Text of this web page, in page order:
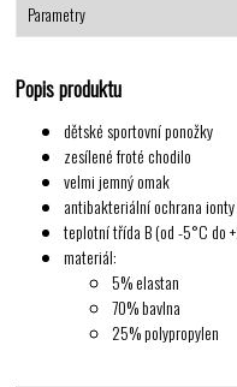
Parametry
Popis produktu
dětské sportovní ponožky
zesílené froté chodilo
velmi jemný omak
antibakteriální ochrana
teplotní třída B (od -5°C do
materiál:
5% elastan
70% bavlna
25% polypropylen